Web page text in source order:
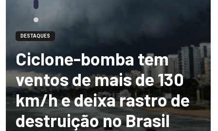
DESTAQUES
Ciclone-bomba tem
ventos de mais de 130
km/h e deixa rastro de
destruição no Brasil